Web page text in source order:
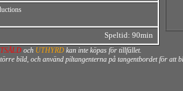
Speltid: 90min
och UTHYRD kan inte köpas för tillfället.
bild, och använd piltangenterna på tangentbordet för att